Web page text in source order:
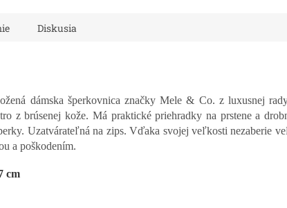
Diskusia
dámska šperkovnica značky Mele & Co. z luxusnej
z brúsenej kože. Má praktické priehradky na prstene a
Uzatvárateľná na zips. Vďaka svojej veľkosti nezaberie
a poškodením.
cm